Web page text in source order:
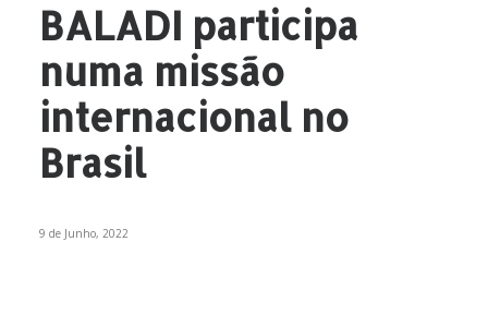
INICIATIVAS
NOTÍCIAS
DOCUMENTAÇÃO
CONTACTOS
P
BALADI participa
numa missão
internacional no
Brasil
9 de Junho, 2022